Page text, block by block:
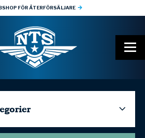
FÖR ÅTERFÖRSÄLJARE